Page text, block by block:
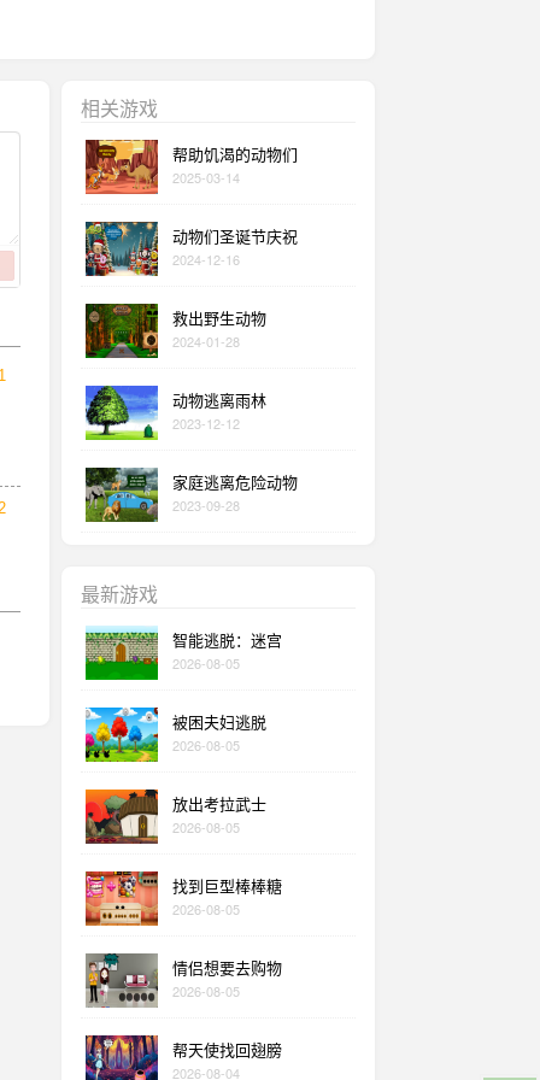
相关游戏
帮助饥渴的动物们
2025-03-14
动物们圣诞节庆祝
2024-12-16
救出野生动物
2024-01-28
动物逃离雨林
2023-12-12
家庭逃离危险动物
2023-09-28
最新游戏
智能逃脱：迷宫
2026-08-05
被困夫妇逃脱
2026-08-05
放出考拉武士
2026-08-05
找到巨型棒棒糖
2026-08-05
情侣想要去购物
2026-08-05
帮天使找回翅膀
2026-08-04